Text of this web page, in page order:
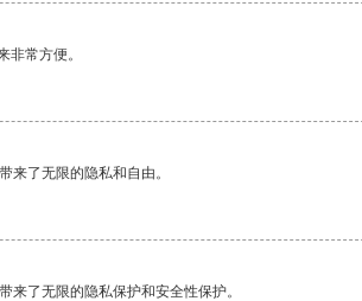
非常方便。
来了无限的隐私和自由。
来了无限的隐私保护和安全性保护。